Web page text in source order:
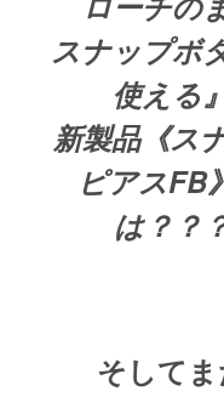
スナップボ
使える』
新製品《ス
ピアスFB
は？？
そしてま